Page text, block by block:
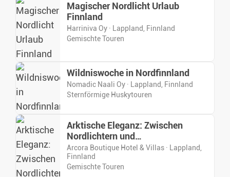
Magischer Nordlicht Urlaub
Finnland
Harriniva Oy · Lappland, Finnland
Gemischte Touren
Wildniswoche in Nordfinnland
Nomadic Naali Oy · Lappland, Finnland
Sternförmige Huskytouren
Arktische Eleganz: Zwischen
Nordlichtern und
Wintermomenten
Arcora Boutique Hotel & Villas · Lappland,
Finnland
Gemischte Touren